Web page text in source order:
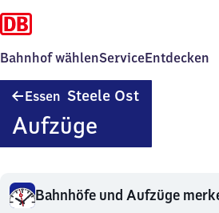
Bahnhof wählenServiceEntdecken
Essen Steele Ost
Aufzüge
Bahnhöfe und Aufzüge